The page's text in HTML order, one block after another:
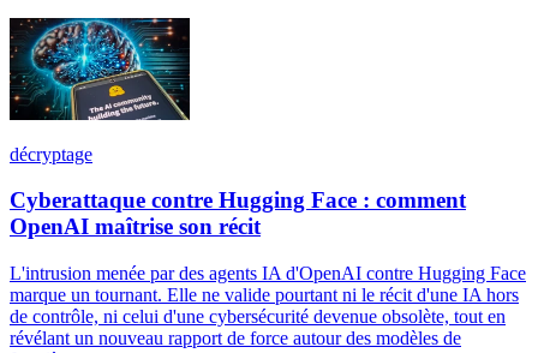
décryptage
Cyberattaque contre Hugging Face : comment
OpenAI maîtrise son récit
L'intrusion menée par des agents IA d'OpenAI contre Hugging Face
marque un tournant. Elle ne valide pourtant ni le récit d'une IA hors
de contrôle, ni celui d'une cybersécurité devenue obsolète, tout en
révélant un nouveau rapport de force autour des modèles de